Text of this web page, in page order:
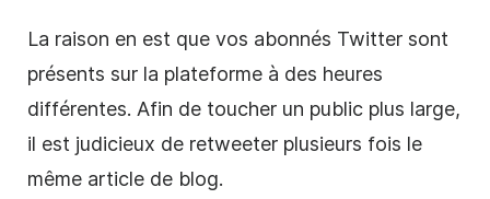
La raison en est que vos abonnés Twitter sont
présents sur la plateforme à des heures
différentes. Afin de toucher un public plus large,
il est judicieux de retweeter plusieurs fois le
même article de blog.